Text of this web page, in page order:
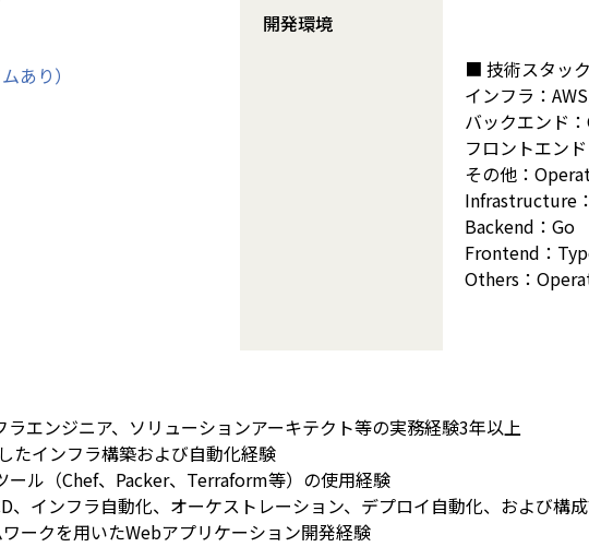
あり）
開発環境
■ 技術スタック
インフラ：
バックエンド
フロントエン
その他：
Infrastructure
Backend：Go
Frontend：
Others：
ラエンジニア、ソリューションアーキテクト等の実務経験3年以上
たインフラ構築および自動化経験
ール（Chef、Packer、Terraform等）の使用経験
、インフラ自動化、オーケストレーション、デプロイ自動化、および構
ークを用いたWebアプリケーション開発経験